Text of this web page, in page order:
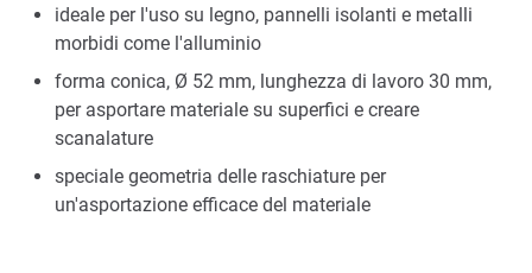
ideale per l'uso su legno, pannelli isolanti e metalli
morbidi come l'alluminio
forma conica, Ø 52 mm, lunghezza di lavoro 30 mm,
per asportare materiale su superfici e creare
scanalature
speciale geometria delle raschiature per
un'asportazione efficace del materiale